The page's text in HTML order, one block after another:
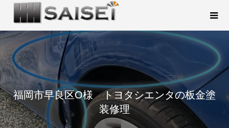
福岡市早良区O様 トヨタシエンタの板金塗
装修理